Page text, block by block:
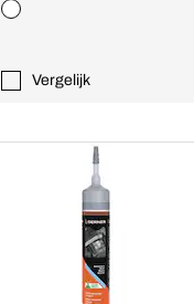
Vergelijk